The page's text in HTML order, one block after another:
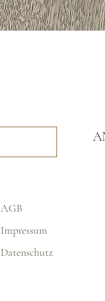
AGB
Impressum
Datenschutz